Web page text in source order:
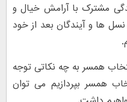
مشترک با آرامش خیال و
ها و آیندگان بعد از خود
همسر به چه نکاتی توجه
همسر بپردازیم می توان